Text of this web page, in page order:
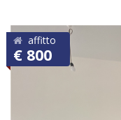
affitto
€ 800